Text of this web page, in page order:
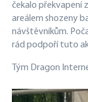
čekalo překvapení
areálem shozeny
návštěvníkům.
rád podpoří tuto
Tým Dragon